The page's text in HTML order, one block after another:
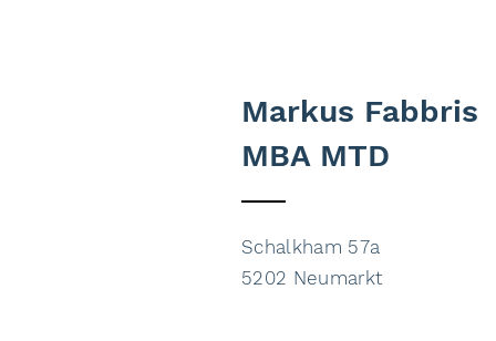
Markus Fabbris
MBA MTD
Schalkham 57a
5202 Neumarkt